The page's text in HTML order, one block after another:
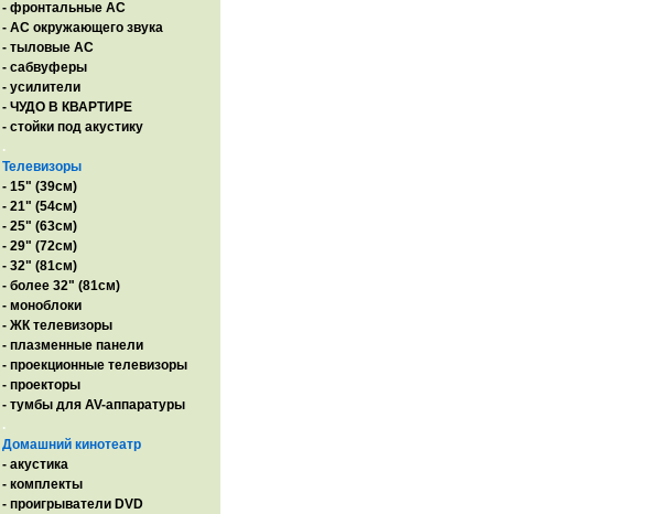
- фронтальные АС
- АС окружающего звука
- тыловые АС
- сабвуферы
- усилители
- ЧУДО В КВАРТИРЕ
- стойки под акустику
.
Телевизоры
- 15" (39см)
- 21" (54см)
- 25" (63см)
- 29" (72см)
- 32" (81см)
- более 32" (81см)
- моноблоки
- ЖК телевизоры
- плазменные панели
- проекционные телевизоры
- проекторы
- тумбы для AV-аппаратуры
.
Домашний кинотеатр
- акустика
- комплекты
- проигрыватели DVD